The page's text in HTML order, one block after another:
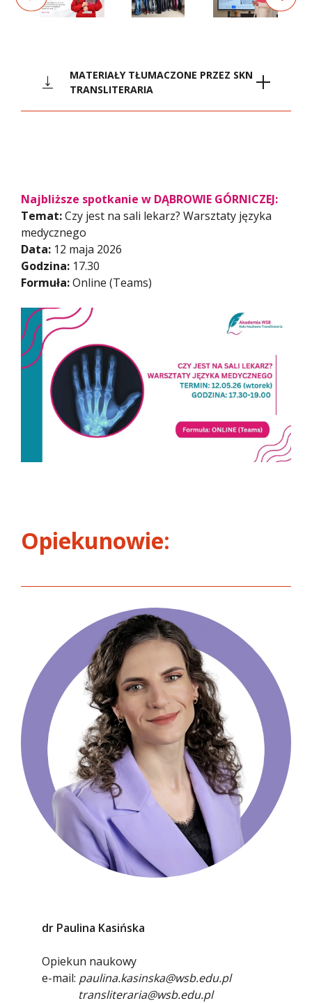
MATERIAŁY TŁUMACZONE PRZEZ SKN
TRANSLITERARIA
Najbliższe spotkanie w DĄBROWIE GÓRNICZEJ:
Temat:Czy jest na sali lekarz? Warsztaty języka
medycznego
Data: 12 maja 2026
Godzina: 17.30
Formuła:Online (Teams)
Opiekunowie:
dr Paulina Kasińska
Opiekun naukowy
e-mail: paulina.kasinska@wsb.edu.pl
transliteraria@wsb.edu.pl